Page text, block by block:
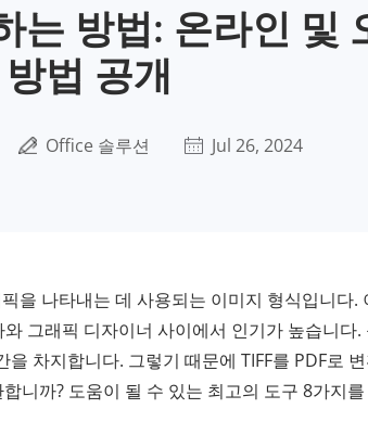
는 방법: 온라인 및
법 공개
Office 솔루션 Jul 26, 2024
을 나타내는 데 사용되는 이미지 형식입니다.
그래픽 디자이너 사이에서 인기가 높습니다.
차지합니다. 그렇기 때문에 TIFF를 PDF로
니까? 도움이 될 수 있는 최고의 도구 8가지